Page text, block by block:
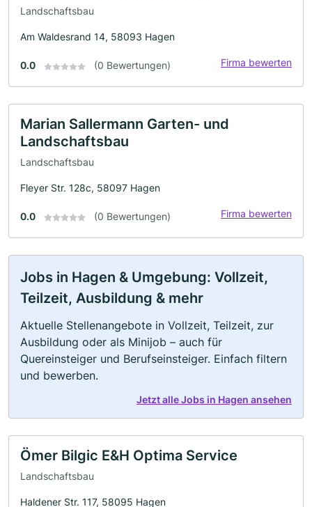
Landschaftsbau
Am Waldesrand 14, 58093 Hagen
0.0 (0 Bewertungen) Firma bewerten
Marian Sallermann Garten- und
Landschaftsbau
Landschaftsbau
Fleyer Str. 128c, 58097 Hagen
0.0 (0 Bewertungen) Firma bewerten
Jobs in Hagen & Umgebung: Vollzeit,
Teilzeit, Ausbildung & mehr
Aktuelle Stellenangebote in Vollzeit, Teilzeit, zur
Ausbildung oder als Minijob – auch für
Quereinsteiger und Berufseinsteiger. Einfach filtern
und bewerben.
Jetzt alle Jobs in Hagen ansehen
Ömer Bilgic E&H Optima Service
Landschaftsbau
Haldener Str. 117, 58095 Hagen